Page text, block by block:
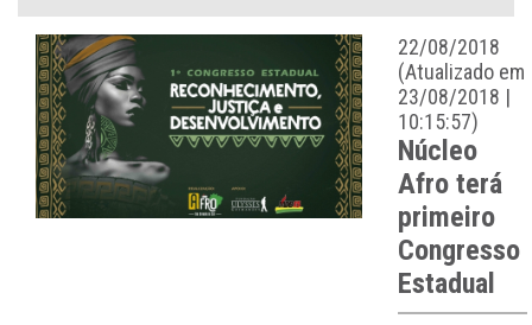
22/08/2018
(Atualizado em
23/08/2018 |
10:15:57)
Núcleo
Afro terá
primeiro
Congresso
Estadual